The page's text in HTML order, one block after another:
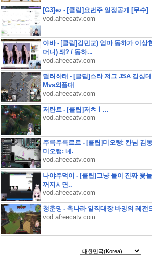
[G3]ez - [클립]요번주 일정공개 [무수]
vod.afreecatv.com
야바 - [클립]김민교) 엄마 동하가 이상
머니) 왜? / 동하...
vod.afreecatv.com
달려하태 - [클립]스타 저그 JSA 김성
Mvs와플대
vod.afreecatv.com
저란트 - [클립]저ㅊㅣ...
vod.afreecatv.com
주륵주륵르르 - [클립]미오탱: 칸님 김
미오탱: 네.
vod.afreecatv.com
나야주먹이 - [클립]그냥 둘이 진짜 윷
꺼지시면..
vod.afreecatv.com
청춘밍 - 촉나라 일직대장 바밍의 레전
vod.afreecatv.com